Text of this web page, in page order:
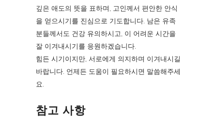
깊은 애도의 뜻을 표하며, 고인께서 편안한 안식
을 얻으시기를 진심으로 기도합니다. 남은 유족
분들께서도 건강 유의하시고, 이 어려운 시간을
잘 이겨내시기를 응원하겠습니다.
힘든 시기이지만, 서로에게 의지하며 이겨내시길
바랍니다. 언제든 도움이 필요하시면 말씀해주세
요.
참고 사항